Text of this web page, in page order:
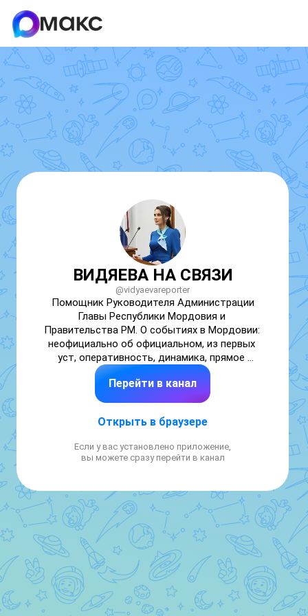
ВИДЯЕВА НА СВЯЗИ
@vidyaevareporter
Помощник Руководителя Администрации
Главы Республики Мордовия и
Правительства РМ. О событиях в Мордовии:
неофициально об официальном, из первых
уст, оперативность, динамика, прямое
включение, интервью, бэкстейдж
Перейти в канал
Открыть в браузере
Если у вас установлено приложение,
вы можете сразу перейти в канал